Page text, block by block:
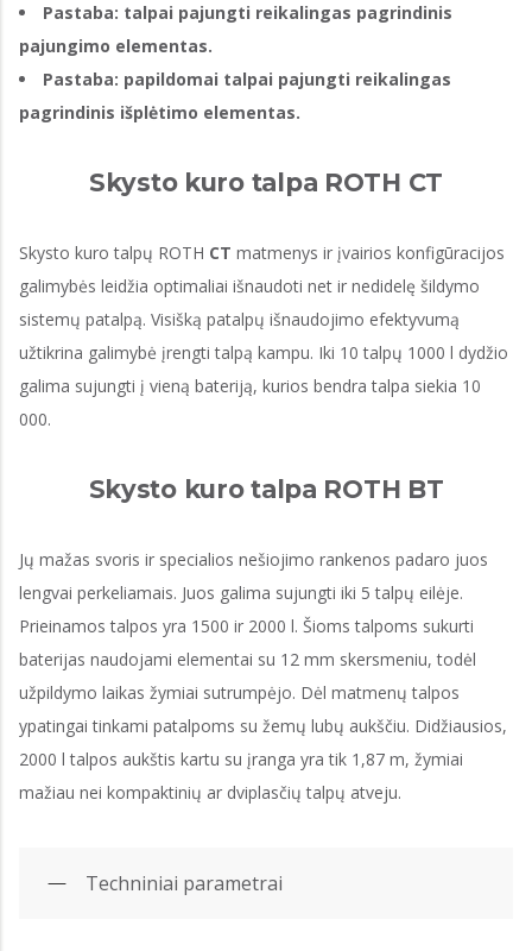
Pastaba: talpai pajungti reikalingas pagrindinis
pajungimo elementas.
Pastaba: papildomai talpai pajungti reikalingas
pagrindinis išplėtimo elementas.
Skysto kuro talpa ROTH CT
Skysto kuro talpų ROTH CT matmenys ir įvairios konfigūracijos
galimybės leidžia optimaliai išnaudoti net ir nedidelę šildymo
sistemų patalpą. Visišką patalpų išnaudojimo efektyvumą
užtikrina galimybė įrengti talpą kampu. Iki 10 talpų 1000 l dydžio
galima sujungti į vieną bateriją, kurios bendra talpa siekia 10
000.
Skysto kuro talpa ROTH BT
Jų mažas svoris ir specialios nešiojimo rankenos padaro juos
lengvai perkeliamais. Juos galima sujungti iki 5 talpų eilėje.
Prieinamos talpos yra 1500 ir 2000 l. Šioms talpoms sukurti
baterijas naudojami elementai su 12 mm skersmeniu, todėl
užpildymo laikas žymiai sutrumpėjo. Dėl matmenų talpos
ypatingai tinkami patalpoms su žemų lubų aukščiu. Didžiausios,
2000 l talpos aukštis kartu su įranga yra tik 1,87 m, žymiai
mažiau nei kompaktinių ar dviplasčių talpų atveju.
Techniniai parametrai